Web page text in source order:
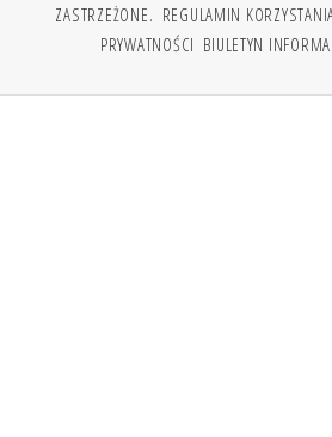
ZASTRZEŻONE. REGULAMIN
PRYWATNOŚCI BIULETYN